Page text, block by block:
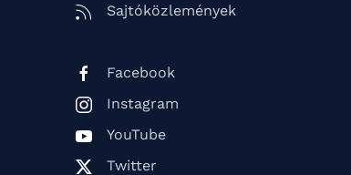
Sajtóközlemények
Facebook
Instagram
YouTube
Twitter